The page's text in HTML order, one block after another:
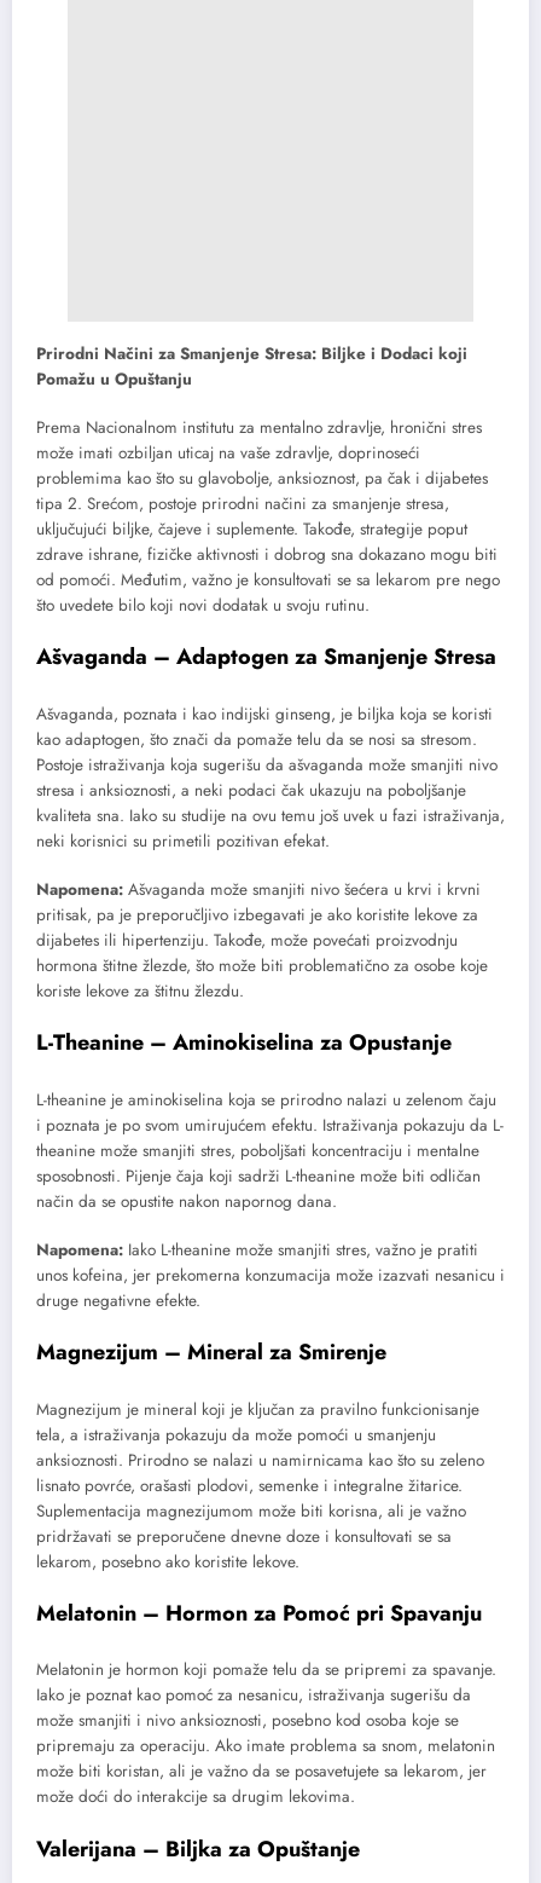
Prirodni Načini za Smanjenje Stresa: Biljke i Dodaci koji
Pomažu u Opuštanju
Prema Nacionalnom institutu za mentalno zdravlje, hronični stres
može imati ozbiljan uticaj na vaše zdravlje, doprinoseći
problemima kao što su glavobolje, anksioznost, pa čak i dijabetes
tipa 2. Srećom, postoje prirodni načini za smanjenje stresa,
uključujući biljke, čajeve i suplemente. Takođe, strategije poput
zdrave ishrane, fizičke aktivnosti i dobrog sna dokazano mogu biti
od pomoći. Međutim, važno je konsultovati se sa lekarom pre nego
što uvedete bilo koji novi dodatak u svoju rutinu.
Ašvaganda – Adaptogen za Smanjenje Stresa
Ašvaganda, poznata i kao indijski ginseng, je biljka koja se koristi
kao adaptogen, što znači da pomaže telu da se nosi sa stresom.
Postoje istraživanja koja sugerišu da ašvaganda može smanjiti nivo
stresa i anksioznosti, a neki podaci čak ukazuju na poboljšanje
kvaliteta sna. Iako su studije na ovu temu još uvek u fazi istraživanja,
neki korisnici su primetili pozitivan efekat.
Napomena: Ašvaganda može smanjiti nivo šećera u krvi i krvni
pritisak, pa je preporučljivo izbegavati je ako koristite lekove za
dijabetes ili hipertenziju. Takođe, može povećati proizvodnju
hormona štitne žlezde, što može biti problematično za osobe koje
koriste lekove za štitnu žlezdu.
L-Theanine – Aminokiselina za Opustanje
L-theanine je aminokiselina koja se prirodno nalazi u zelenom čaju
i poznata je po svom umirujućem efektu. Istraživanja pokazuju da L-
theanine može smanjiti stres, poboljšati koncentraciju i mentalne
sposobnosti. Pijenje čaja koji sadrži L-theanine može biti odličan
način da se opustite nakon napornog dana.
Napomena: Iako L-theanine može smanjiti stres, važno je pratiti
unos kofeina, jer prekomerna konzumacija može izazvati nesanicu i
druge negativne efekte.
Magnezijum – Mineral za Smirenje
Magnezijum je mineral koji je ključan za pravilno funkcionisanje
tela, a istraživanja pokazuju da može pomoći u smanjenju
anksioznosti. Prirodno se nalazi u namirnicama kao što su zeleno
lisnato povrće, orašasti plodovi, semenke i integralne žitarice.
Suplementacija magnezijumom može biti korisna, ali je važno
pridržavati se preporučene dnevne doze i konsultovati se sa
lekarom, posebno ako koristite lekove.
Melatonin – Hormon za Pomoć pri Spavanju
Melatonin je hormon koji pomaže telu da se pripremi za spavanje.
Iako je poznat kao pomoć za nesanicu, istraživanja sugerišu da
može smanjiti i nivo anksioznosti, posebno kod osoba koje se
pripremaju za operaciju. Ako imate problema sa snom, melatonin
može biti koristan, ali je važno da se posavetujete sa lekarom, jer
može doći do interakcije sa drugim lekovima.
Valerijana – Biljka za Opuštanje